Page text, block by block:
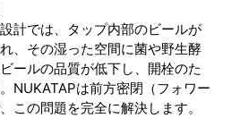
計では、タップ内部のビールが
、その湿った空間に菌や野生酵
ールの品質が低下し、開栓のた
NUKATAPは前方密閉（フォワー
この問題を完全に解決します。